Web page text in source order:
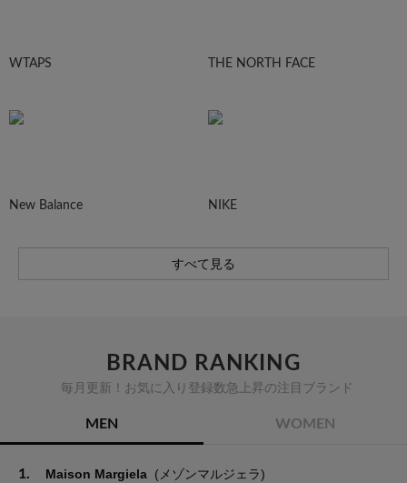
WTAPS THE NORTH FACE
New Balance NIKE
すべて見る
BRAND RANKING
毎月更新！お気に入り登録数急上昇の注目ブランド
MEN WOMEN
1. Maison Margiela (メゾンマルジェラ)